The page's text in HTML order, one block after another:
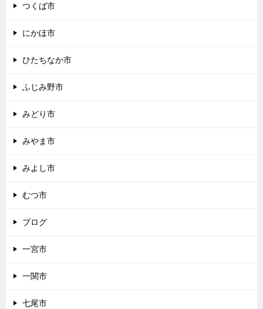
つくば市
にかほ市
ひたちなか市
ふじみ野市
みどり市
みやま市
みよし市
むつ市
ブログ
一宮市
一関市
七尾市